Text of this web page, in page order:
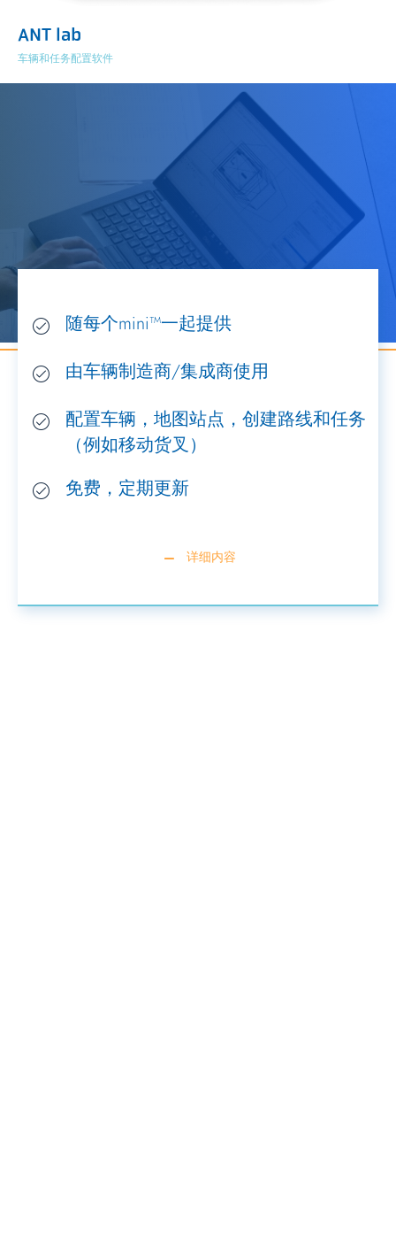
ANT lab
车辆和任务配置软件
随每个mini™一起提供
由车辆制造商/集成商使用
配置车辆，地图站点，创建路线和任务
（例如移动货叉）
免费，定期更新
详细内容